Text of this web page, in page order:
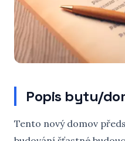
Popis bytu/
Tento nový domov